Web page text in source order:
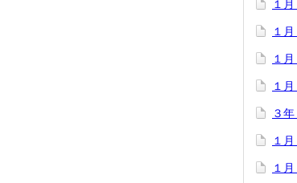
１
１
１
１
３
１
１